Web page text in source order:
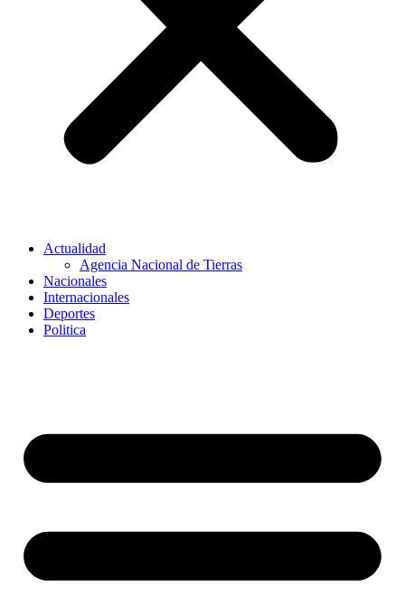
Actualidad
Agencia Nacional de Tierras
Nacionales
Internacionales
Deportes
Politica